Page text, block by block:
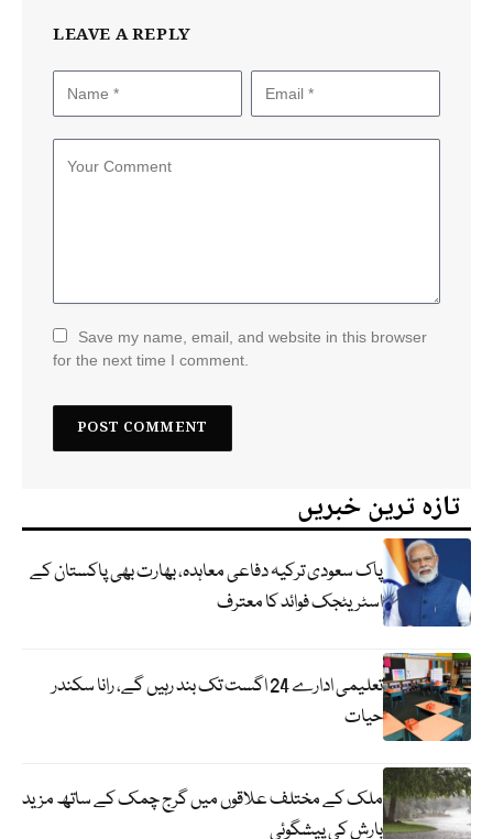
LEAVE A REPLY
Save my name, email, and website in this browser
for the next time I comment.
تازہ ترین خبریں
پاک سعودی ترکیہ دفاعی معاہدہ، بھارت بھی پاکستان کے
اسٹریٹجک فوائد کا معترف
تعلیمی ادارے 24 اگست تک بند رہیں گے، رانا سکندر
حیات
ملک کے مختلف علاقوں میں گرج چمک کے ساتھ مزید
بارش کی پیشگوئی